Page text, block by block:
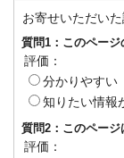
お寄せいただい
質問1：このページ
評価：
分かりやすい
知りたい情報
質問2：このページ
評価：